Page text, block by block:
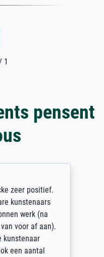
1
pensent
zeer positief.
kunstenaars
werk (na
voor af aan).
kunstenaar
een aantal